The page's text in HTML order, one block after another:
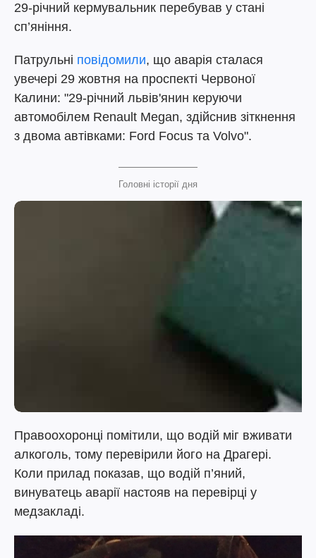
29-річний кермувальник перебував у стані
сп’яніння.
Патрульні повідомили, що аварія сталася
увечері 29 жовтня на проспекті Червоної
Калини: "29-річний львів'янин керуючи
автомобілем Renault Megan, здійснив зіткнення
з двома автівками: Ford Focus та Volvo".
Головні історії дня
Правоохоронці помітили, що водій міг вживати
алкоголь, тому перевірили його на Драгері.
Коли прилад показав, що водій п’яний,
винуватець аварії настояв на перевірці у
медзакладі.